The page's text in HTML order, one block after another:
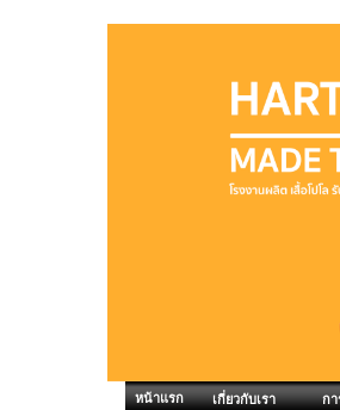
หน้าแรก เกี่ยวกับเรา กา